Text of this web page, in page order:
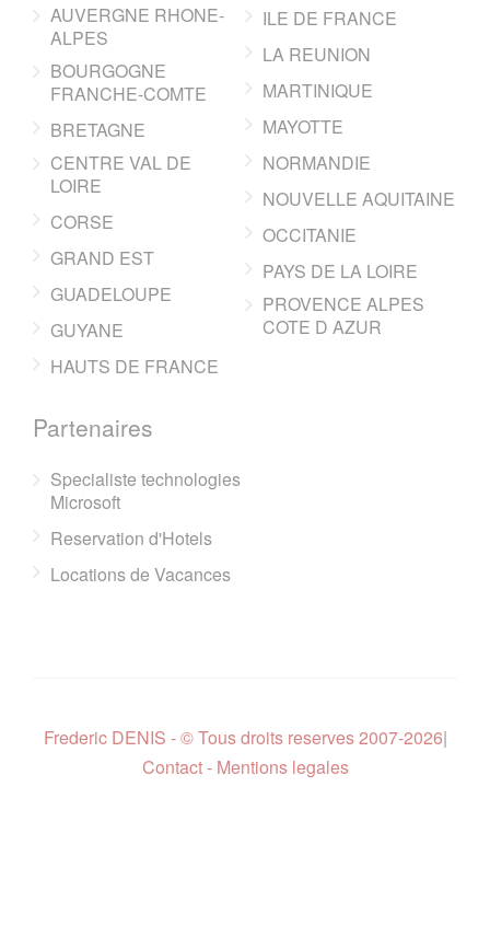
AUVERGNE RHONE-
ALPES
BOURGOGNE
FRANCHE-COMTE
BRETAGNE
CENTRE VAL DE
LOIRE
CORSE
GRAND EST
GUADELOUPE
GUYANE
HAUTS DE FRANCE
ILE DE FRANCE
LA REUNION
MARTINIQUE
MAYOTTE
NORMANDIE
NOUVELLE AQUITAINE
OCCITANIE
PAYS DE LA LOIRE
PROVENCE ALPES
COTE D AZUR
Partenaires
Specialiste technologies
Microsoft
Reservation d'Hotels
Locations de Vacances
Frederic DENIS - © Tous droits reserves 2007-2026|
Contact - Mentions legales